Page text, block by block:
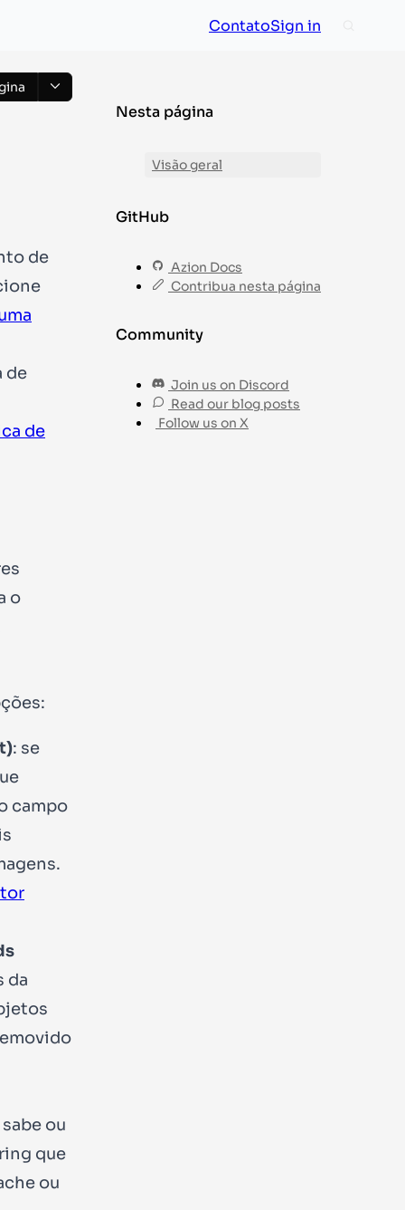
ContatoSign in
de
de
de
o
: se
campo
da
ou
que
ou
Nesta página
Visão geral
GitHub
Azion Docs
Contribua nesta página
Community
Join us on Discord
Read our blog posts
Follow us on X